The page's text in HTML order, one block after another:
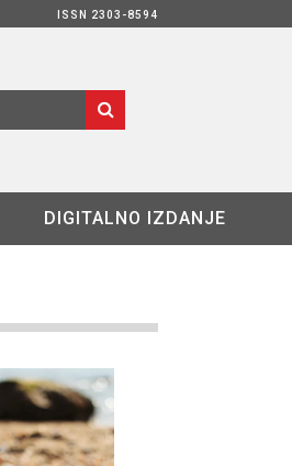
ISSN 2303-8594
DIGITALNO IZDANJE